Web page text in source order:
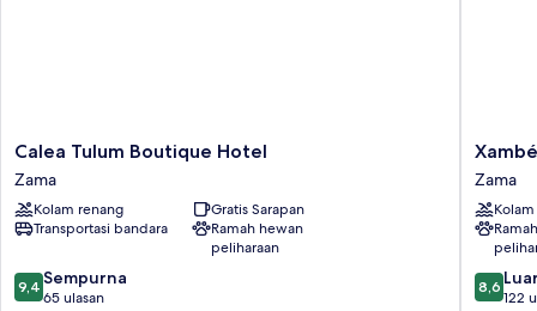
Calea
Tulum
Boutique
Hotel
Zama
Calea Tulum Boutique Hotel
Zama
Kolam renang
Gratis Sarapan
Transportasi bandara
Ramah hewan
peliharaan
9.4
dari
9,4 Sempurna
65 ulasan
Xambé
Zama
Xambé
Zama
8.6
dari
8,6
122